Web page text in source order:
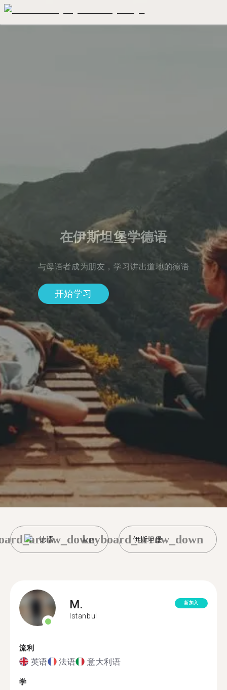
在伊斯坦堡学德语
与母语者成为朋友，学习讲出道地的德语
开始学习
德语 伊斯坦堡
keyboard_arrow_down
M.
Istanbul
新加入
流利
英语 法语 意大利语
学